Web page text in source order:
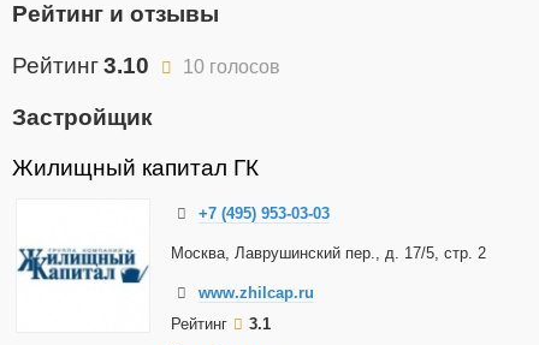
Рейтинг и отзывы
Рейтинг3.10 10 голосов
Застройщик
Жилищный капитал ГК
+7 (495) 953-03-03
Москва, Лаврушинский пер., д. 17/5, стр. 2
www.zhilcap.ru
Рейтинг
3.1